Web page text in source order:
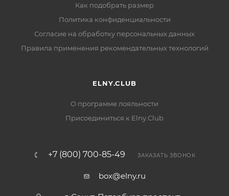
Как подобрать размер
Политика конфиденциальности
Согласие на обработку персональных данных
Правила применения рекомендательных технологий
ELNY.CLUB
О программе лояльности
Присоединиться к Elny.Club
+7 (800) 700-85-49 ЗАКАЗАТЬ ЗВОНОК
box@elny.ru